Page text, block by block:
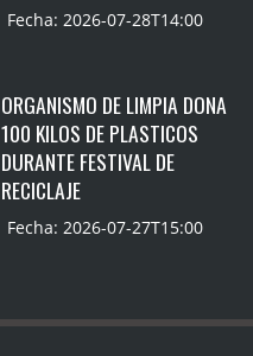
Fecha: 2026-07-28T14:00
ORGANISMO DE LIMPIA DONA
100 KILOS DE PLASTICOS
DURANTE FESTIVAL DE
RECICLAJE
Fecha: 2026-07-27T15:00